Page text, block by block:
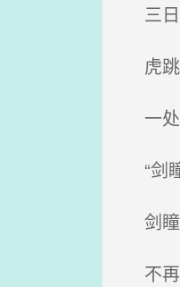
三日
虎跳
一处
“剑
剑瞳
不再